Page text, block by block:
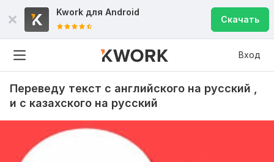
Kwork для Android
Скачать
Вход
Переведу текст с английского на русский ,
и с казахского на русский